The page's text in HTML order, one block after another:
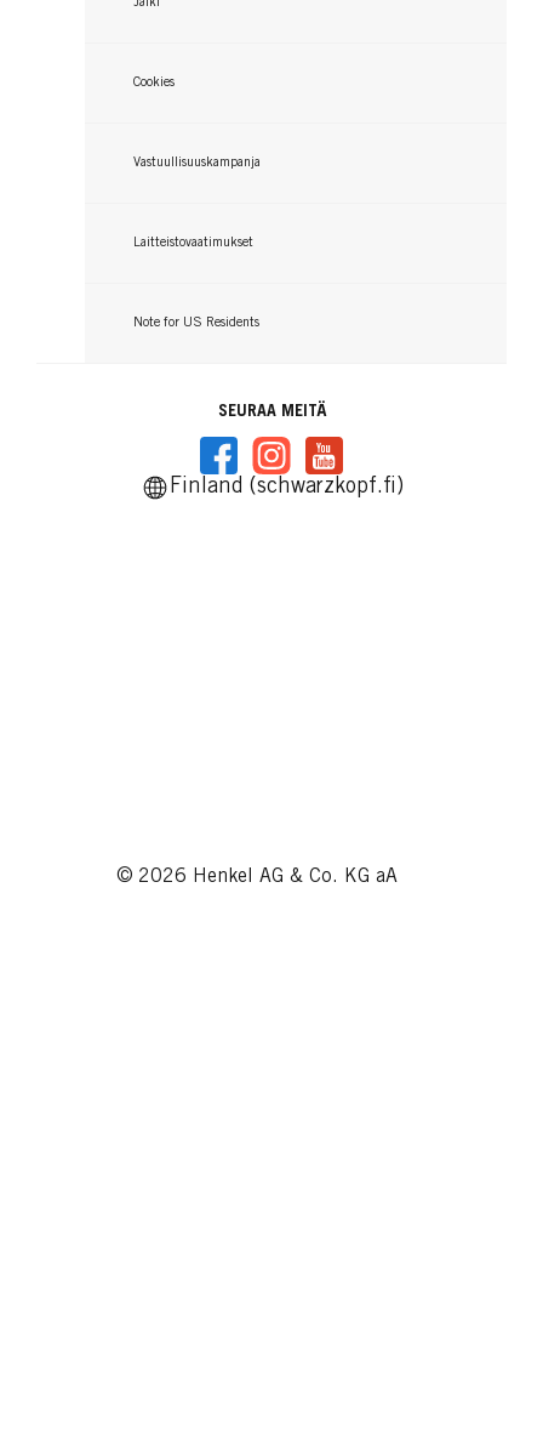
Jälki
Cookies
Vastuullisuuskampanja
Laitteistovaatimukset
Note for US Residents
SEURAA MEITÄ
Finland (schwarzkopf.fi)
© 2026 Henkel AG & Co. KG aA